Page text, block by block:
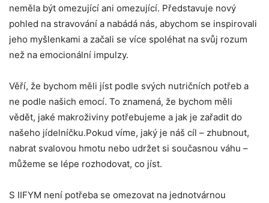
neměla být omezující ani omezující. Představuje nový
pohled na stravování a nabádá nás, abychom se inspirovali
jeho myšlenkami a začali se více spoléhat na svůj rozum
než na emocionální impulzy.
Věří, že bychom měli jíst podle svých nutričních potřeb a
ne podle našich emocí. To znamená, že bychom měli
vědět, jaké makroživiny potřebujeme a jak je zařadit do
našeho jídelníčku.Pokud víme, jaký je náš cíl – zhubnout,
nabrat svalovou hmotu nebo udržet si současnou váhu –
můžeme se lépe rozhodovat, co jíst.
S IIFYM není potřeba se omezovat na jednotvárnou